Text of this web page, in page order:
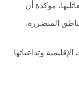
مؤكدة أن
المتضررة.
وتداعياتها